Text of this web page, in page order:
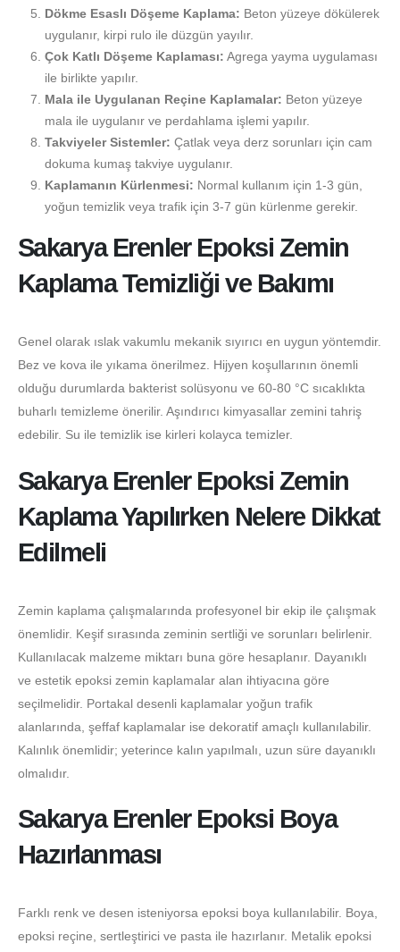
Dökme Esaslı Döşeme Kaplama: Beton yüzeye dökülerek
uygulanır, kirpi rulo ile düzgün yayılır.
Çok Katlı Döşeme Kaplaması: Agrega yayma uygulaması
ile birlikte yapılır.
Mala ile Uygulanan Reçine Kaplamalar: Beton yüzeye
mala ile uygulanır ve perdahlama işlemi yapılır.
Takviyeler Sistemler: Çatlak veya derz sorunları için cam
dokuma kumaş takviye uygulanır.
Kaplamanın Kürlenmesi: Normal kullanım için 1-3 gün,
yoğun temizlik veya trafik için 3-7 gün kürlenme gerekir.
Sakarya Erenler Epoksi Zemin
Kaplama Temizliği ve Bakımı
Genel olarak ıslak vakumlu mekanik sıyırıcı en uygun yöntemdir.
Bez ve kova ile yıkama önerilmez. Hijyen koşullarının önemli
olduğu durumlarda bakterist solüsyonu ve 60-80 °C sıcaklıkta
buharlı temizleme önerilir. Aşındırıcı kimyasallar zemini tahriş
edebilir. Su ile temizlik ise kirleri kolayca temizler.
Sakarya Erenler Epoksi Zemin
Kaplama Yapılırken Nelere Dikkat
Edilmeli
Zemin kaplama çalışmalarında profesyonel bir ekip ile çalışmak
önemlidir. Keşif sırasında zeminin sertliği ve sorunları belirlenir.
Kullanılacak malzeme miktarı buna göre hesaplanır. Dayanıklı
ve estetik epoksi zemin kaplamalar alan ihtiyacına göre
seçilmelidir. Portakal desenli kaplamalar yoğun trafik
alanlarında, şeffaf kaplamalar ise dekoratif amaçlı kullanılabilir.
Kalınlık önemlidir; yeterince kalın yapılmalı, uzun süre dayanıklı
olmalıdır.
Sakarya Erenler Epoksi Boya
Hazırlanması
Farklı renk ve desen isteniyorsa epoksi boya kullanılabilir. Boya,
epoksi reçine, sertleştirici ve pasta ile hazırlanır. Metalik epoksi